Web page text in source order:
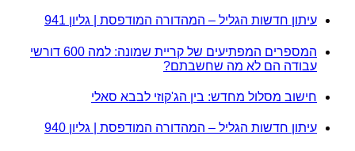
עיתון חדשות הגליל – המהדורה המודפסת | גליון 941
המספרים המפתיעים של קריית שמונה: למה 600 דורשי
עבודה הם לא מה שחשבתם?
חישוב מסלול מחדש: בין הג'קוזי לבבא סאלי
עיתון חדשות הגליל – המהדורה המודפסת | גליון 940